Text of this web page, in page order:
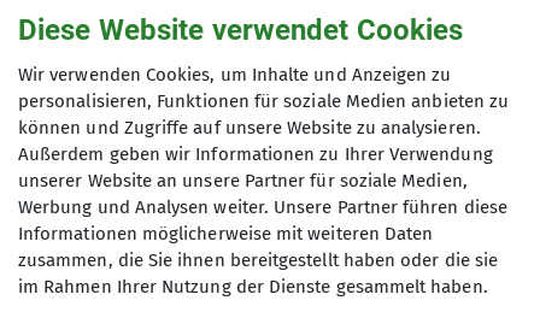
Anmeldung
Wir bitten um Anmeldung bis Freitag, 17. April
2026 bei Silvia Steiner unter Tel. 03675/804659
oder Handy: 0176/92136923
Anmeldung bis
Diese Website verwendet Cookies
Wir verwenden Cookies, um Inhalte und Anzeigen zu
personalisieren, Funktionen für soziale Medien anbieten zu
können und Zugriffe auf unsere Website zu analysieren.
Außerdem geben wir Informationen zu Ihrer Verwendung
unserer Website an unsere Partner für soziale Medien,
Werbung und Analysen weiter. Unsere Partner führen diese
Informationen möglicherweise mit weiteren Daten
zusammen, die Sie ihnen bereitgestellt haben oder die sie
im Rahmen Ihrer Nutzung der Dienste gesammelt haben.